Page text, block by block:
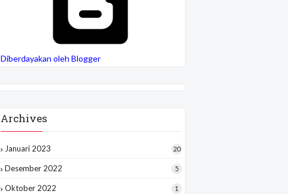
Diberdayakan oleh Blogger
Archives
Januari 2023 20
Desember 2022 5
Oktober 2022 1